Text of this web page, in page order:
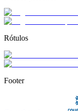
Rótulos
Footer